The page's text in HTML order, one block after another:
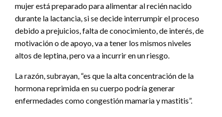
mujer está preparado para alimentar al recién nacido
durante la lactancia, si se decide interrumpir el proceso
debido a prejuicios, falta de conocimiento, de interés, de
motivación o de apoyo, va a tener los mismos niveles
altos de leptina, pero va a incurrir en un riesgo.
La razón, subrayan, “es que la alta concentración de la
hormona reprimida en su cuerpo podría generar
enfermedades como congestión mamaria y mastitis”.